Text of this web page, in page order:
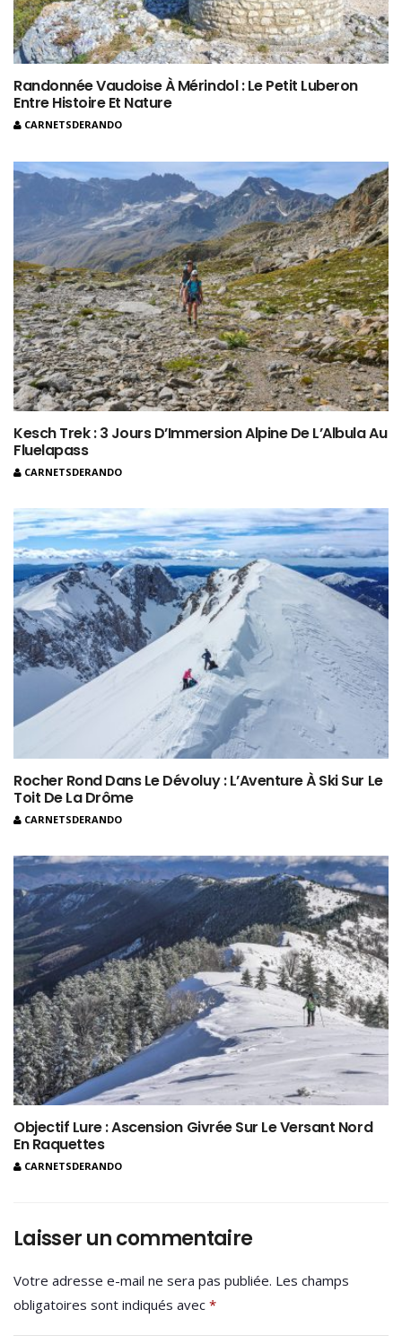
Randonnée Vaudoise À Mérindol : Le Petit Luberon
Entre Histoire Et Nature
CARNETSDERANDO
Kesch Trek : 3 Jours D’Immersion Alpine De L’Albula Au
Fluelapass
CARNETSDERANDO
Rocher Rond Dans Le Dévoluy : L’Aventure À Ski Sur Le
Toit De La Drôme
CARNETSDERANDO
Objectif Lure : Ascension Givrée Sur Le Versant Nord
En Raquettes
CARNETSDERANDO
Laisser un commentaire
Votre adresse e-mail ne sera pas publiée. Les champs
obligatoires sont indiqués avec *